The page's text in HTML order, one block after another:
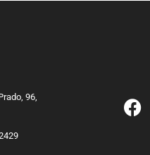
96,